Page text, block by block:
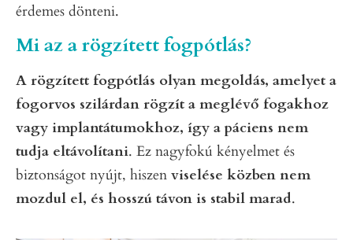
érdemes dönteni.
Mi az a rögzített fogpótlás?
A rögzített fogpótlás olyan megoldás, amelyet a
fogorvos szilárdan rögzít a meglévő fogakhoz
vagy implantátumokhoz, így a páciens nem
tudja eltávolítani. Ez nagyfokú kényelmet és
biztonságot nyújt, hiszen viselése közben nem
mozdul el, és hosszú távon is stabil marad.